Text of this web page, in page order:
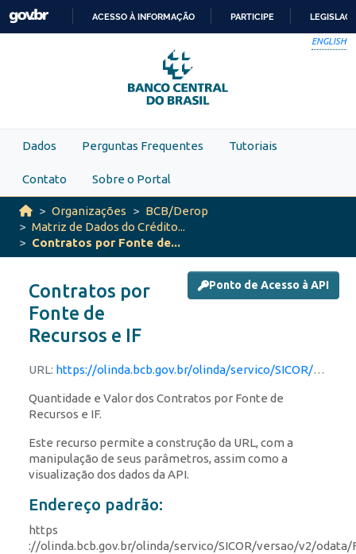
Skip to main content
PARA
O
CONTEÚDO
ACESSO À INFORMAÇÃO PARTICIPE
ENGLISH
Dados Perguntas Frequentes Tutoriais
Contato Sobre o Portal
Organizações
BCB/Derop
Matriz de Dados do Crédito...
Contratos por Fonte de...
Ponto de Acesso à API
Contratos por
Fonte de
Recursos e IF
URL: https://olinda.bcb.gov.br/olinda/servico/SICOR/versao/v2/aplicacao#!/recursos/FonteRecursosIF
Quantidade e Valor dos Contratos por Fonte de
Recursos e IF.
Este recurso permite a construção da URL, com a
manipulação de seus parâmetros, assim como a
visualização dos dados da API.
Endereço padrão:
https
://olinda.bcb.gov.br/olinda/servico/SICOR/versao/v2/odata/